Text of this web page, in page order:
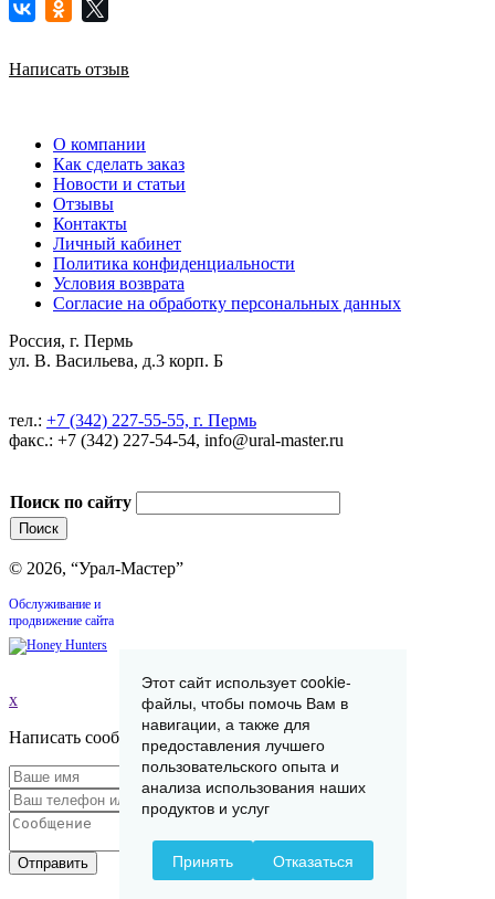
Написать отзыв
О компании
Как сделать заказ
Новости и статьи
Отзывы
Контакты
Личный кабинет
Политика конфиденциальности
Условия возврата
Согласие на обработку персональных данных
Россия, г. Пермь
ул. В. Васильева, д.3 корп. Б
тел.: +7 (342) 227-55-55, г. Пермь
факс.: +7 (342) 227-54-54, info@ural-master.ru
Поиск по сайту
© 2026, “Урал-Мастер”
Обслуживание и
продвижение сайта
x
Написать сообщение
Отправить
Этот сайт использует cookie-
файлы, чтобы помочь Вам в
навигации, а также для
предоставления лучшего
пользовательского опыта и
анализа использования наших
продуктов и услуг
Принять Отказаться